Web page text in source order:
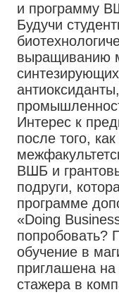
и программу
Будучи
выращиванию
Интерес к
после того,
ВШБ и
подруги,
программе
«Doing
попробовать?
обучение в
приглашена
стажера в